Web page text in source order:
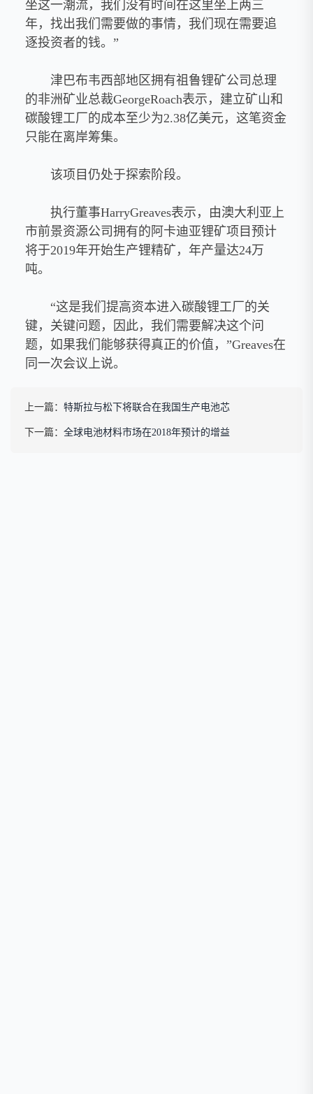
坐这一潮流，我们没有时间在这里坐上两三
年，找出我们需要做的事情，我们现在需要追
逐投资者的钱。”
津巴布韦西部地区拥有祖鲁锂矿公司总理
的非洲矿业总裁GeorgeRoach表示，建立矿山和
碳酸锂工厂的成本至少为2.38亿美元，这笔资金
只能在离岸筹集。
该项目仍处于探索阶段。
执行董事HarryGreaves表示，由澳大利亚上
市前景资源公司拥有的阿卡迪亚锂矿项目预计
将于2019年开始生产锂精矿，年产量达24万
吨。
“这是我们提高资本进入碳酸锂工厂的关
键，关键问题，因此，我们需要解决这个问
题，如果我们能够获得真正的价值，”Greaves在
同一次会议上说。
上一篇： 特斯拉与松下将联合在我国生产电池芯
下一篇： 全球电池材料市场在2018年预计的增益